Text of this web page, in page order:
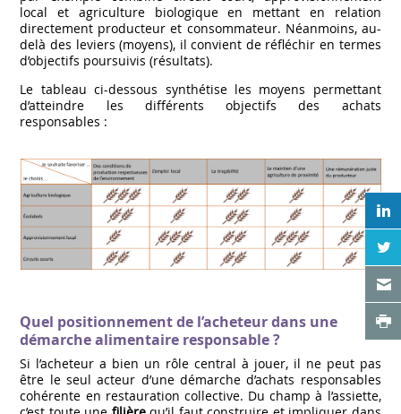
W
N
X
V
local et agriculture biologique en mettant en relation
directement producteur et consommateur. Néanmoins, au-
delà des leviers (moyens), il convient de réfléchir en termes
d’objectifs poursuivis (résultats).
Le tableau ci-dessous synthétise les moyens permettant
d’atteindre les différents objectifs des achats
responsables :
Quel positionnement de l’acheteur dans une
démarche alimentaire responsable ?
Si l’acheteur a bien un rôle central à jouer, il ne peut pas
être le seul acteur d’une démarche d’achats responsables
cohérente en restauration collective. Du champ à l’assiette,